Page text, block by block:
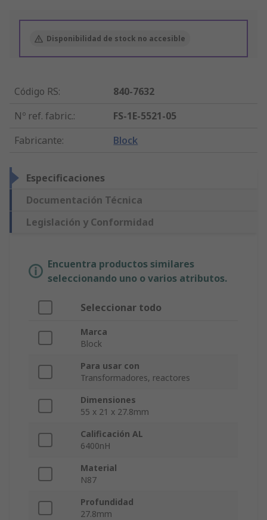
Disponibilidad de stock no accesible
Código RS:
840-7632
Nº ref. fabric.:
FS-1E-5521-05
Fabricante: Block
Especificaciones
Documentación Técnica
Legislación y Conformidad
Encuentra productos similares
seleccionando uno o varios atributos.
Seleccionar todo
Marca
Block
Para usar con
Transformadores, reactores
Dimensiones
55 x 21 x 27.8mm
Calificación AL
6400nH
Material
N87
Profundidad
27.8mm